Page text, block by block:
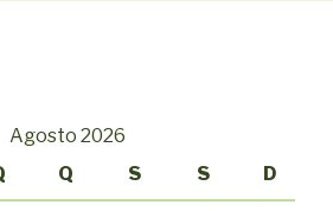
Agosto 2026
Q S S D